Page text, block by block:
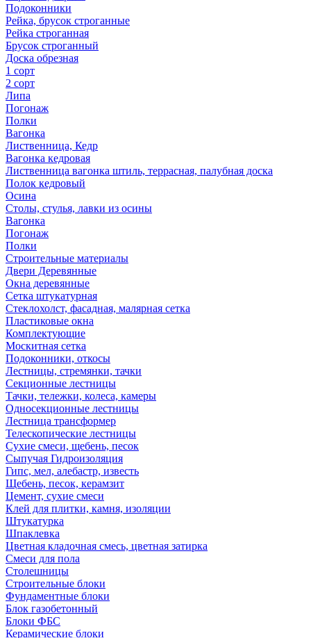
Подоконники
Рейка, брусок строганные
Рейка строганная
Брусок строганный
Доска обрезная
1 сорт
2 сорт
Липа
Погонаж
Полки
Вагонка
Лиственница, Кедр
Вагонка кедровая
Лиственница вагонка штиль, террасная, палубная доска
Полок кедровый
Осина
Столы, стулья, лавки из осины
Вагонка
Погонаж
Полки
Строительные материалы
Двери Деревянные
Окна деревянные
Сетка штукатурная
Стеклохолст, фасадная, малярная сетка
Пластиковые окна
Комплектующие
Москитная сетка
Подоконники, откосы
Лестницы, стремянки, тачки
Секционные лестницы
Тачки, тележки, колеса, камеры
Односекционные лестницы
Лестница трансформер
Телескопические лестницы
Сухие смеси, щебень, песок
Сыпучая Гидроизоляция
Гипс, мел, алебастр, известь
Щебень, песок, керамзит
Цемент, сухие смеси
Клей для плитки, камня, изоляции
Штукатурка
Шпаклевка
Цветная кладочная смесь, цветная затирка
Смеси для пола
Столешницы
Строительные блоки
Фундаментные блоки
Блок газобетонный
Блоки ФБС
Керамические блоки